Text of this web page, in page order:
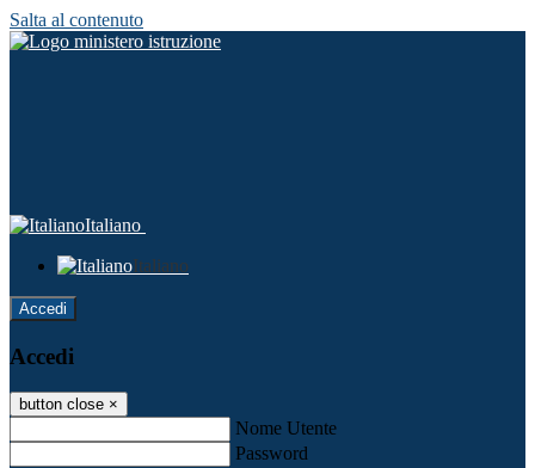
Salta al contenuto
Italiano
Italiano
Accedi
Accedi
button close ×
Nome Utente
Password